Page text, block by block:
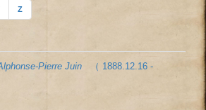
Z
Pierre Juin
（ 1888.12.16 -